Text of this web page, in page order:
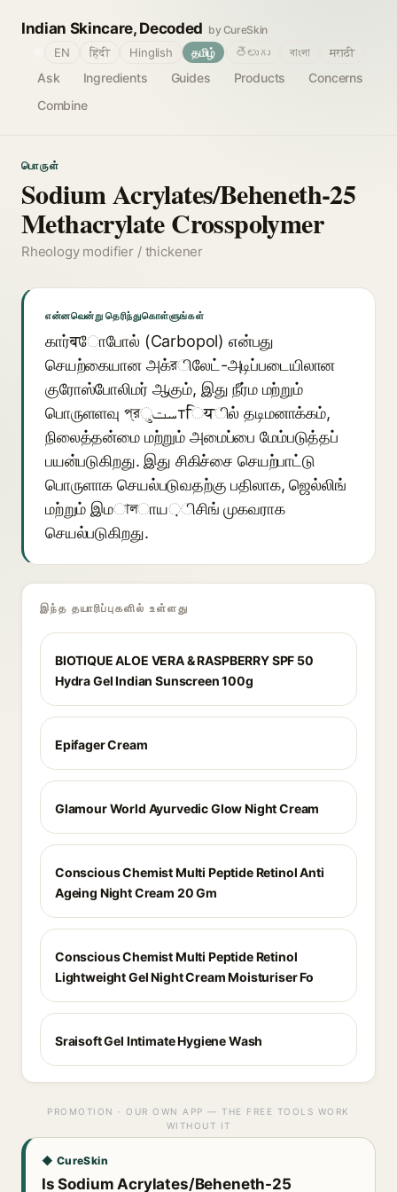
Indian Skincare, Decoded by CureSkin
Ask Ingredients Guides Products
Concerns
Combine
EN हिंदी Hinglish தமிழ் తెలుగు বাংলা मराठी
பொருள்
Sodium Acrylates/Beheneth-25
Methacrylate Crosspolymer
Rheology modifier / thickener
என்னவென்று தெரிந்துகொள்ளுங்கள்
கார்बோபோல் (Carbopol) என்பது
செயற்கையான அக்রிலேட்-அடிப்படையிலான
குரோஸ்போலிமர் ஆகும், இது நீர்ம மற்றும்
பொருளளவு প্রستुтियில் தடிமனாக்கம்,
நிலைத்தன்மை மற்றும் அமைப்பை மேம்படுத்தப்
பயன்படுகிறது. இது சிகிச்சை செயற்பாட்டு
பொருளாக செயல்படுவதற்கு பதிலாக, ஜெல்லிங்
மற்றும் இமালாய়ிசிங் முகவராக
செயல்படுகிறது.
இந்த தயாரிப்புகளில் உள்ளது
BIOTIQUE ALOE VERA & RASPBERRY SPF 50
Hydra Gel Indian Sunscreen 100g
Epifager Cream
Glamour World Ayurvedic Glow Night Cream
Conscious Chemist Multi Peptide Retinol Anti
Ageing Night Cream 20 Gm
Conscious Chemist Multi Peptide Retinol
Lightweight Gel Night Cream Moisturiser Fo
Sraisoft Gel Intimate Hygiene Wash
PROMOTION · OUR OWN APP — THE FREE TOOLS WORK
WITHOUT IT
◆ CureSkin
Is Sodium Acrylates/Beheneth-25